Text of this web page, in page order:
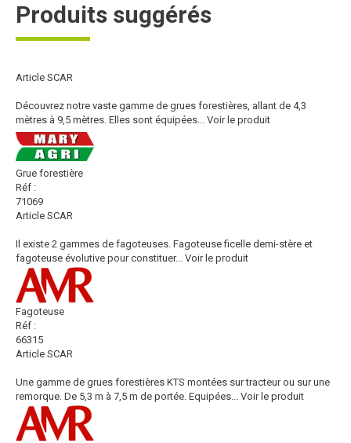
Produits suggérés
Article SCAR
Découvrez notre vaste gamme de grues forestières, allant de 4,3
mètres à 9,5 mètres. Elles sont équipées... Voir le produit
Grue forestière
Réf :
71069
Article SCAR
Il existe 2 gammes de fagoteuses. Fagoteuse ficelle demi-stère et
fagoteuse évolutive pour constituer... Voir le produit
Fagoteuse
Réf :
66315
Article SCAR
Une gamme de grues forestières KTS montées sur tracteur ou sur une
remorque. De 5,3 m à 7,5 m de portée. Equipées... Voir le produit